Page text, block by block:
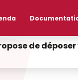
de